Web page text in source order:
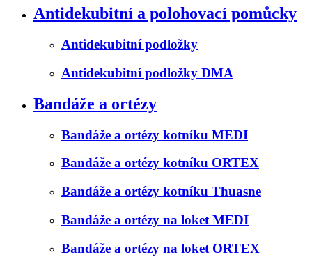
Antidekubitní a polohovací pomůcky
Antidekubitní podložky
Antidekubitní podložky DMA
Bandáže a ortézy
Bandáže a ortézy kotníku MEDI
Bandáže a ortézy kotníku ORTEX
Bandáže a ortézy kotníku Thuasne
Bandáže a ortézy na loket MEDI
Bandáže a ortézy na loket ORTEX